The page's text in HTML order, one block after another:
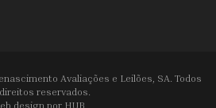
Avaliações e Leilões, SA. Todos
reservados.
design por HUB